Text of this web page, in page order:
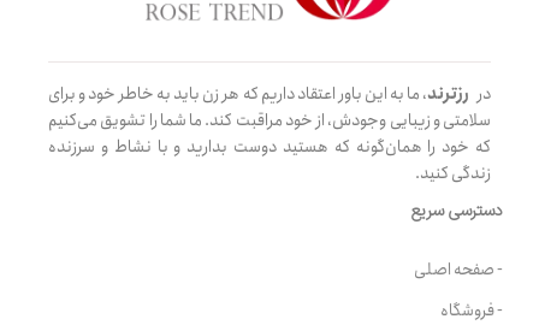
در رزترند، ما به این باور اعتقاد داریم که هر زن باید به خاطر خود و برای
سلامتی و زیبایی وجودش، از خود مراقبت کند. ما شما را تشویق می‌کنیم
که خود را همان‌گونه که هستید دوست بدارید و با نشاط و سرزنده
زندگی کنید.
دسترسی سریع
- صفحه اصلی
- فروشگاه